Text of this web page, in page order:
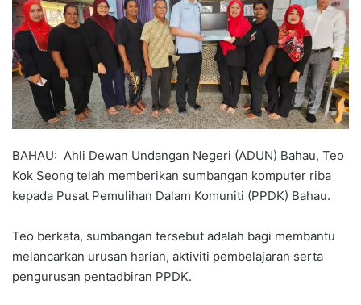
e
m
a
l
BAHAU: Ahli Dewan Undangan Negeri (ADUN) Bahau, Teo
Kok Seong telah memberikan sumbangan komputer riba
kepada Pusat Pemulihan Dalam Komuniti (PPDK) Bahau.
Teo berkata, sumbangan tersebut adalah bagi membantu
melancarkan urusan harian, aktiviti pembelajaran serta
pengurusan pentadbiran PPDK.